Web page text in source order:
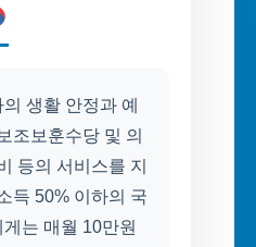
생활 안정과 예
조보훈수당 및 의
등의 서비스를 지
득 50% 이하의 국
는 매월 10만원